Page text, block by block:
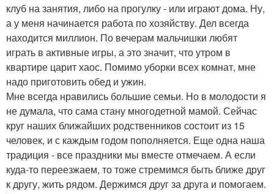
клуб на занятия, либо на прогулку - или играют дома. Ну,
а у меня начинается работа по хозяйству. Дел всегда
находится миллион. По вечерам мальчишки любят
играть в активные игры, а это значит, что утром в
квартире царит хаос. Помимо уборки всех комнат, мне
надо приготовить обед и ужин.
Мне всегда нравились большие семьи. Но в молодости я
не думала, что сама стану многодетной мамой. Сейчас
круг наших ближайших родственников состоит из 15
человек, и с каждым годом пополняется. Еще одна наша
традиция - все праздники мы вместе отмечаем. А если
куда-то переезжаем, то тоже стремимся быть ближе друг
к другу, жить рядом. Держимся друг за друга и помогаем.